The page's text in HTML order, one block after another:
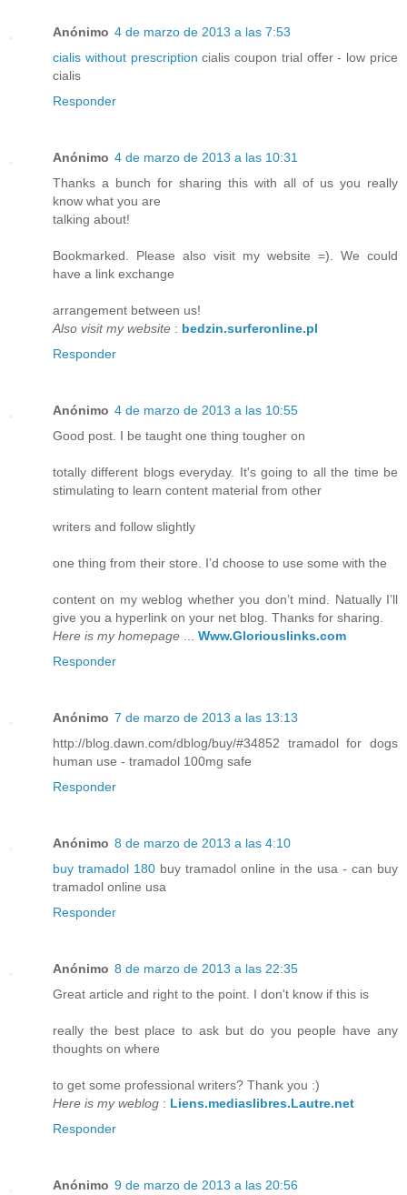
Anónimo 4 de marzo de 2013 a las 7:53
cialis without prescription cialis coupon trial offer - low price
cialis
Responder
Anónimo 4 de marzo de 2013 a las 10:31
Thanks a bunch for sharing this with all of us you really
know what you are
talking about!
Bookmarked. Please also visit my website =). We could
have a link exchange
arrangement between us!
Also visit my website : bedzin.surferonline.pl
Responder
Anónimo 4 de marzo de 2013 a las 10:55
Good post. I be taught one thing tougher on
totally different blogs everyday. It's going to all the time be
stimulating to learn content material from other
writers and follow slightly
one thing from their store. I’d choose to use some with the
content on my weblog whether you don’t mind. Natually I’ll
give you a hyperlink on your net blog. Thanks for sharing.
Here is my homepage ... Www.Gloriouslinks.com
Responder
Anónimo 7 de marzo de 2013 a las 13:13
http://blog.dawn.com/dblog/buy/#34852 tramadol for dogs
human use - tramadol 100mg safe
Responder
Anónimo 8 de marzo de 2013 a las 4:10
buy tramadol 180 buy tramadol online in the usa - can buy
tramadol online usa
Responder
Anónimo 8 de marzo de 2013 a las 22:35
Great article and right to the point. I don't know if this is
really the best place to ask but do you people have any
thoughts on where
to get some professional writers? Thank you :)
Here is my weblog : Liens.mediaslibres.Lautre.net
Responder
Anónimo 9 de marzo de 2013 a las 20:56